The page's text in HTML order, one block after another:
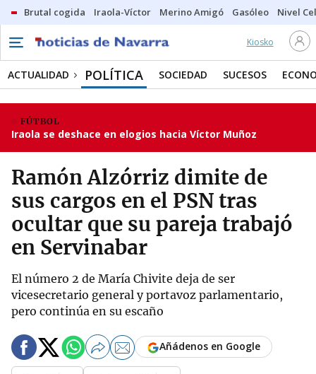
Brutal cogida Iraola-Víctor Merino Amigó Gasóleo Nivel
Kiosko
ACTUALIDAD POLÍTICA SOCIEDAD SUCESOS
FÚTBOL
Iraola se deshace en elogios hacia Víctor Muñoz
Ramón Alzórriz dimite de
sus cargos en el PSN tras
ocultar que su pareja trabajó
en Servinabar
El número 2 de María Chivite deja de ser
vicesecretario general y portavoz parlamentario,
pero continúa en su escaño
Añádenos en Google